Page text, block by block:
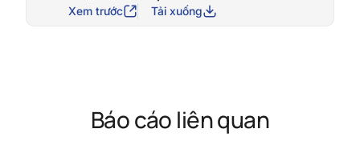
Xem trước Tải xuống
Báo cáo liên quan